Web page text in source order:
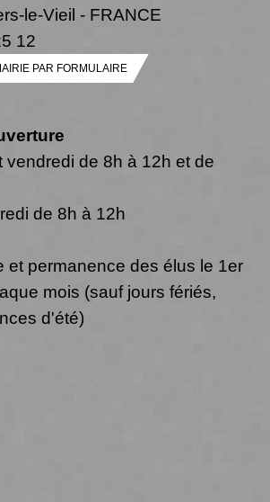
le-Vieil - FRANCE
12
PAR FORMULAIRE
vendredi de 8h à 12h et de
de 8h à 12h
et permanence des élus le 1er
mois (sauf jours fériés,
d'été)